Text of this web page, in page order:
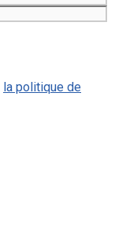
la politique de